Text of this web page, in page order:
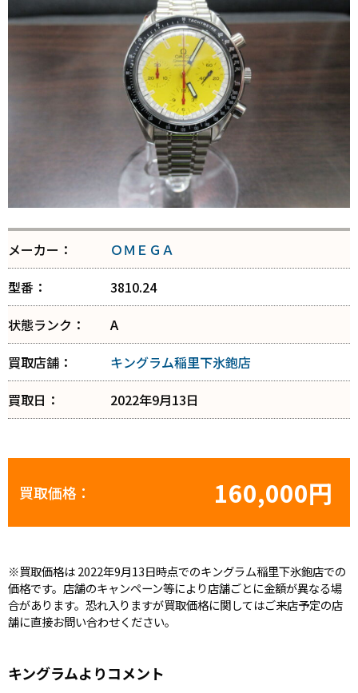
メーカー：
ＯＭＥＧＡ
型番：
3810.24
状態ランク：
A
買取店舗：
キングラム稲里下氷鉋店
買取日：
2022年9月13日
買取価格： 160,000円
※買取価格は 2022年9月13日時点でのキングラム稲里下氷鉋店での
価格です。店舗のキャンペーン等により店舗ごとに金額が異なる場
合があります。恐れ入りますが買取価格に関してはご来店予定の店
舗に直接お問い合わせください。
キングラムよりコメント